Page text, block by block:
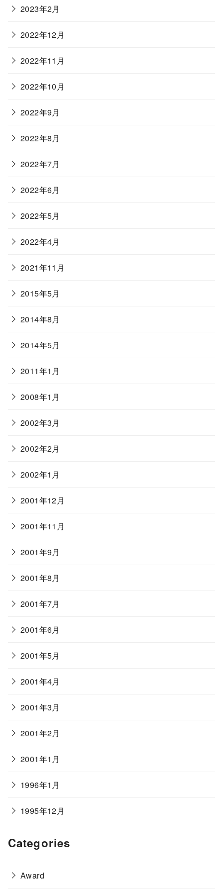
2023年2月
2022年12月
2022年11月
2022年10月
2022年9月
2022年8月
2022年7月
2022年6月
2022年5月
2022年4月
2021年11月
2015年5月
2014年8月
2014年5月
2011年1月
2008年1月
2002年3月
2002年2月
2002年1月
2001年12月
2001年11月
2001年9月
2001年8月
2001年7月
2001年6月
2001年5月
2001年4月
2001年3月
2001年2月
2001年1月
1996年1月
1995年12月
Categories
Award